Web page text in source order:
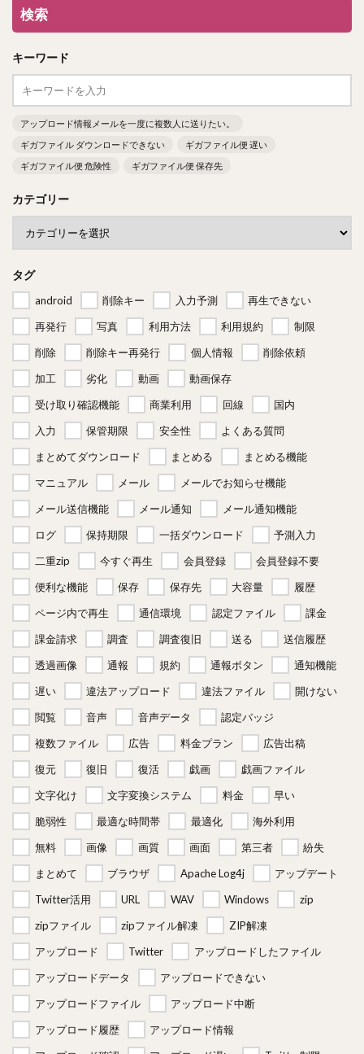
検索
キーワード
アップロード情報メールを一度に複数人に送りたい。
ギガファイル ダウンロードできない
ギガファイル便 遅い
ギガファイル便 危険性
ギガファイル便 保存先
カテゴリー
タグ
android 削除キー 入力予測
再生できない
再発行
写真 利用方法 利用規約
制限
削除
削除キー再発行 個人情報
削除依頼
加工
劣化 動画
動画保存
受け取り確認機能
商業利用 回線
国内
入力
保管期限 安全性
よくある質問
まとめてダウンロード
まとめる
まとめる機能
マニュアル
メール
メールでお知らせ機能
メール送信機能
メール通知
メール通知機能
ログ
保持期限 一括ダウンロード
予測入力
二重zip
今すぐ再生 会員登録
会員登録不要
便利な機能
保存 保存先 大容量
履歴
ページ内で再生
通信環境 認定ファイル
課金
課金請求
調査 調査復旧 送る
送信履歴
透過画像
通報 規約 通報ボタン
通知機能
遅い
違法アップロード 違法ファイル
開けない
閲覧
音声 音声データ
認定バッジ
複数ファイル
広告 料金プラン
広告出稿
復元
復旧 復活 戯画
戯画ファイル
文字化け
文字変換システム 料金
早い
脆弱性
最適な時間帯 最適化
海外利用
無料
画像 画質 画面 第三者
紛失
まとめて
ブラウザ Apache Log4j
アップデート
Twitter活用
URL WAV Windows
zip
zipファイル
zipファイル解凍
ZIP解凍
アップロード
Twitter
アップロードしたファイル
アップロードデータ
アップロードできない
アップロードファイル
アップロード中断
アップロード履歴
アップロード情報